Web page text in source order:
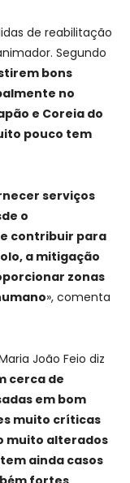
de reabilitação
Segundo
bons
no
e Coreia do
pouco tem
serviços
o
contribuir para
a mitigação
zonas
», comenta
João Feio diz
cerca de
em bom
muito críticas
muito alterados
ainda casos